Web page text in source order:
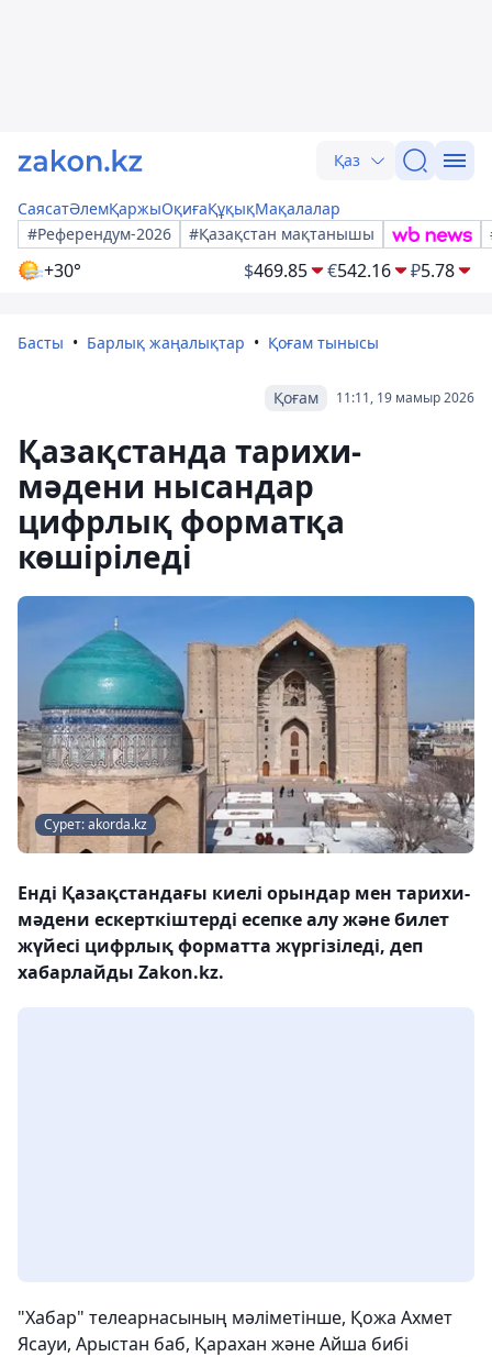
Қаз
СаясатӘлемҚаржыОқиғаҚұқықМақалалар
#Референдум-2026
#Қазақстан мақтанышы
+30° $469.85 €542.16 ₽5.78
Басты Барлық жаңалықтар Қоғам тынысы
11:11, 19 мамыр 2026
Қоғам
Қазақстанда тарихи-
мәдени нысандар
цифрлық форматқа
көшіріледі
Сурет: akorda.kz
Енді Қазақстандағы киелі орындар мен тарихи-
мәдени ескерткіштерді есепке алу және билет
жүйесі цифрлық форматта жүргізіледі, деп
хабарлайды Zakon.kz.
"Хабар" телеарнасының мәліметінше, Қожа Ахмет
Ясауи, Арыстан баб, Қарахан және Айша бибі